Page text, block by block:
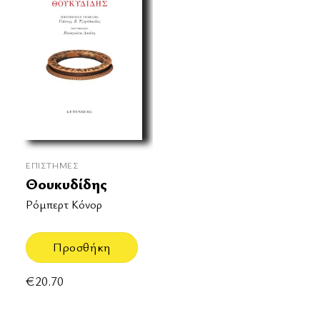
ΕΠΙΣΤΉΜΕΣ
Θουκυδίδης
Ρόμπερτ Κόνορ
Προσθήκη
€20.70